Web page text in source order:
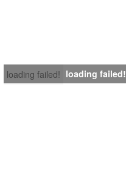
loading failed! loading failed!